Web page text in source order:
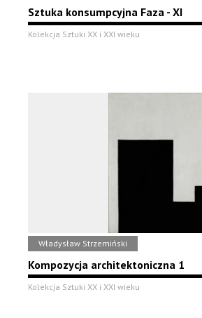
Sztuka konsumpcyjna Faza - XI
Kolekcja Sztuki XX i XXI wieku
Władysław Strzemiński
Kompozycja architektoniczna 1
Kolekcja Sztuki XX i XXI wieku